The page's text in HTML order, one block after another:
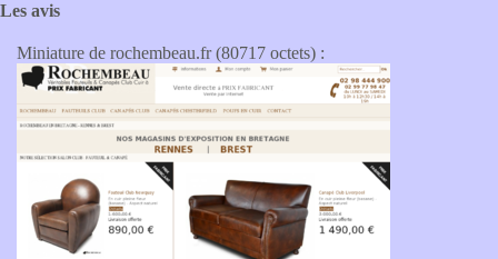
Les avis
Miniature de rochembeau.fr (80717 octets) :